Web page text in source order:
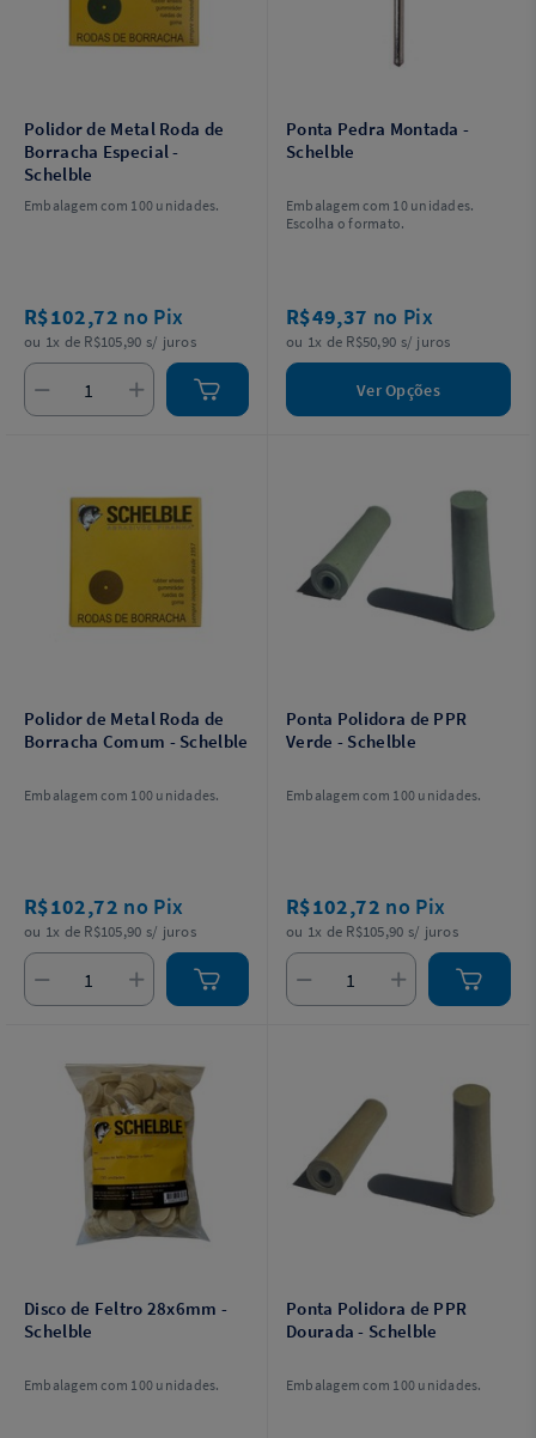
Polidor de Metal Roda de
Borracha Especial -
Schelble
Embalagem com 100 unidades.
R$102,72 no Pix
ou 1x de R$105,90 s/ juros
Ponta Pedra Montada -
Schelble
Embalagem com 10 unidades.
Escolha o formato.
R$49,37 no Pix
ou 1x de R$50,90 s/ juros
Ver Opções
Polidor de Metal Roda de
Borracha Comum - Schelble
Embalagem com 100 unidades.
R$102,72 no Pix
ou 1x de R$105,90 s/ juros
Ponta Polidora de PPR
Verde - Schelble
Embalagem com 100 unidades.
R$102,72 no Pix
ou 1x de R$105,90 s/ juros
Disco de Feltro 28x6mm -
Schelble
Embalagem com 100 unidades.
Ponta Polidora de PPR
Dourada - Schelble
Embalagem com 100 unidades.